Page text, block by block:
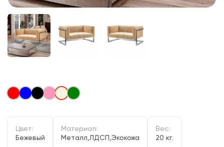
Цвет:
Бежевый
Материал:
Металл,ЛДСП,Экокожа
Вес:
20 кг.